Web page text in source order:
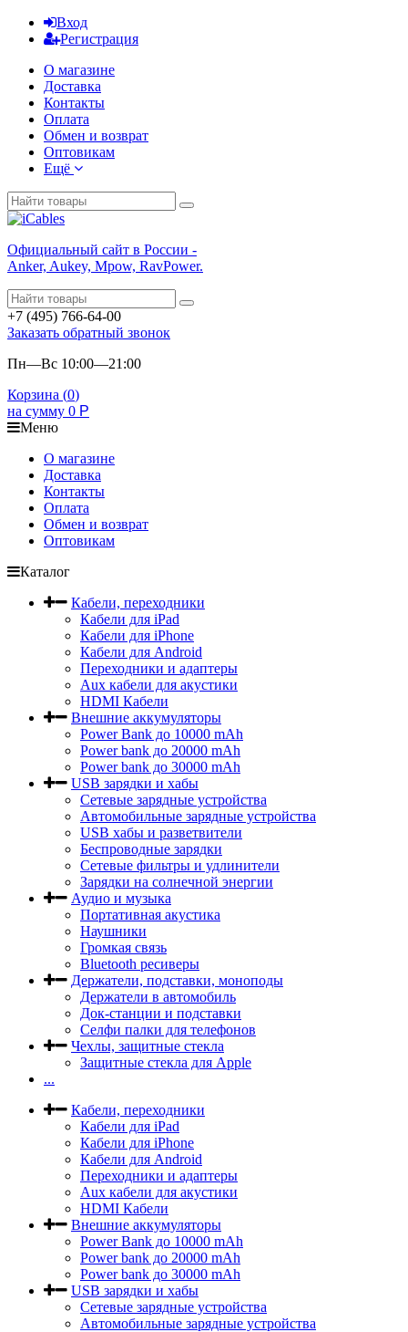
Вход
Регистрация
О магазине
Доставка
Контакты
Оплата
Обмен и возврат
Оптовикам
Ещё
Официальный сайт в России -
Anker, Aukey, Mpow, RavPower.
+7 (495) 766-64-00
Заказать обратный звонок
Пн—Вс 10:00—21:00
Корзина (0)
на сумму 0 Р
Меню
О магазине
Доставка
Контакты
Оплата
Обмен и возврат
Оптовикам
Каталог
Кабели, переходники
Кабели для iPad
Кабели для iPhone
Кабели для Android
Переходники и адаптеры
Aux кабели для акустики
HDMI Кабели
Внешние аккумуляторы
Power Bank до 10000 mAh
Power bank до 20000 mAh
Power bank до 30000 mAh
USB зарядки и хабы
Сетевые зарядные устройства
Автомобильные зарядные устройства
USB хабы и разветвители
Беспроводные зарядки
Сетевые фильтры и удлинители
Зарядки на солнечной энергии
Аудио и музыка
Портативная акустика
Наушники
Громкая связь
Bluetooth ресиверы
Держатели, подставки, моноподы
Держатели в автомобиль
Док-станции и подставки
Селфи палки для телефонов
Чехлы, защитные стекла
Защитные стекла для Apple
...
Кабели, переходники
Кабели для iPad
Кабели для iPhone
Кабели для Android
Переходники и адаптеры
Aux кабели для акустики
HDMI Кабели
Внешние аккумуляторы
Power Bank до 10000 mAh
Power bank до 20000 mAh
Power bank до 30000 mAh
USB зарядки и хабы
Сетевые зарядные устройства
Автомобильные зарядные устройства